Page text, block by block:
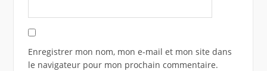
Enregistrer mon nom, mon e-mail et mon site dans
le navigateur pour mon prochain commentaire.